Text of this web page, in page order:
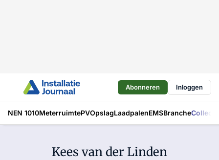
Abonneren Inloggen
NEN 1010MeterruimtePVOpslagLaadpalenEMSBranche
Kees van der Linden